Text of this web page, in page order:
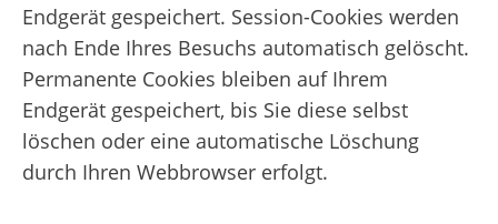
Endgerät gespeichert. Session-Cookies werden
nach Ende Ihres Besuchs automatisch gelöscht.
Permanente Cookies bleiben auf Ihrem
Endgerät gespeichert, bis Sie diese selbst
löschen oder eine automatische Löschung
durch Ihren Webbrowser erfolgt.